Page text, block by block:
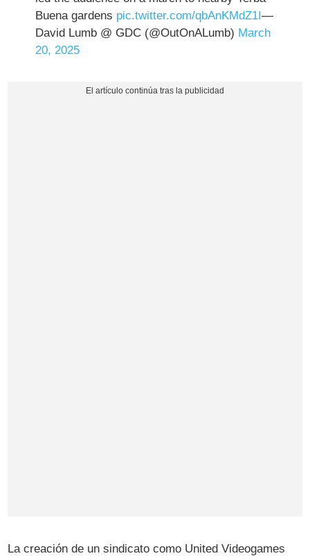
Buena gardens pic.twitter.com/qbAnKMdZ1I—
David Lumb @ GDC (@OutOnALumb) March
20, 2025
La creación de un sindicato como United Videogames